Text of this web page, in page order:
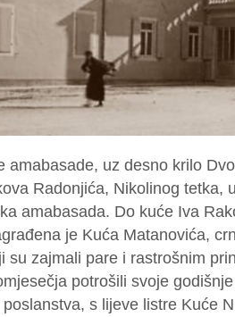
amabasade, uz desno krilo
Radonjića, Nikolinog tetka,
amabasada. Do kuće Iva
je Kuća Matanovića,
su zajmali pare i rastrošnim
potrošili svoje
s lijeve listre Kuće